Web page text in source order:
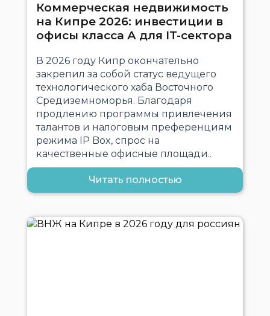
Коммерческая недвижимость
на Кипре 2026: инвестиции в
офисы класса А для IT-сектора
В 2026 году Кипр окончательно
закрепил за собой статус ведущего
технологического хаба Восточного
Средиземноморья. Благодаря
продлению программы привлечения
талантов и налоговым преференциям
режима IP Box, спрос на
качественные офисные площади..
Читать полностью